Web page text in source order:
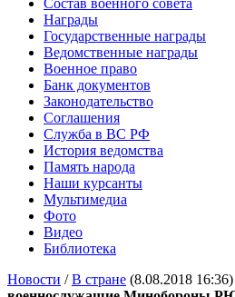
Награды
Государственные награды
Ведомственные награды
Военное право
Банк документов
Законодательство
Соглашения
Служба в ВС РФ
История ведомства
Память народа
Наши курсанты
Мультимедиа
Фото
Видео
Библиотека
Новости /В стране (8.08.2018 16:36)